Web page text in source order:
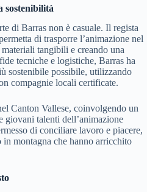
sostenibilità
di Barras non è casuale. Il regista
di trasporre l’animazione nel
tangibili e creando una
tecniche e logistiche, Barras ha
sostenibile possibile, utilizzando
compagnie locali certificate.
Canton Vallese, coinvolgendo un
giovani talenti dell’animazione
di conciliare lavoro e piacere,
in montagna che hanno arricchito